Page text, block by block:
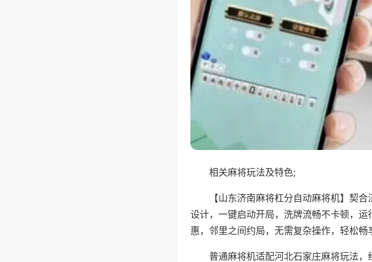
相关麻将玩法及特色;
【山东济南麻将杠分自动麻将机】契
设计，一键启动开局，洗牌流畅不卡顿，
惠，邻里之间约局，无需复杂操作，轻松畅
普通麻将机适配河北石家庄麻将玩法